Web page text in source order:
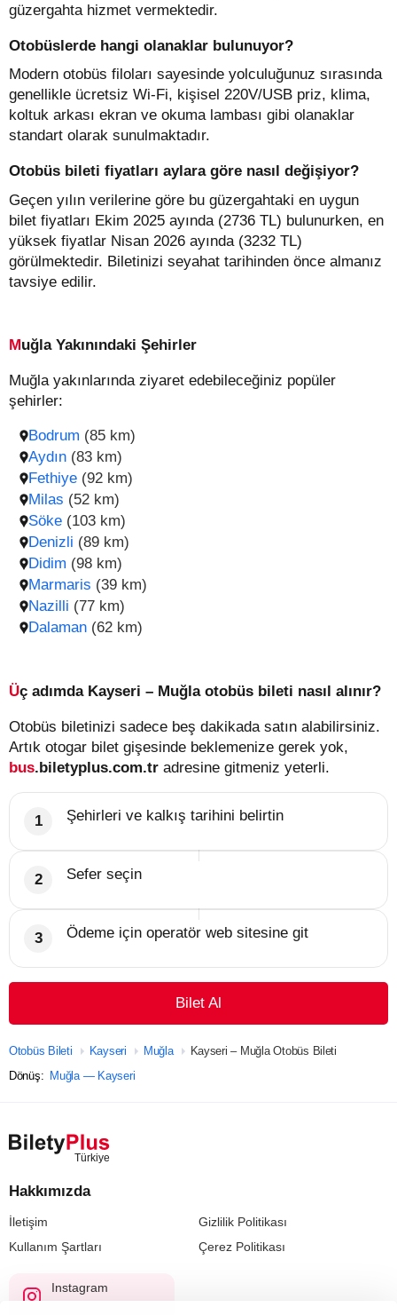
güzergahta hizmet vermektedir.
Otobüslerde hangi olanaklar bulunuyor?
Modern otobüs filoları sayesinde yolculuğunuz sırasında
genellikle ücretsiz Wi-Fi, kişisel 220V/USB priz, klima,
koltuk arkası ekran ve okuma lambası gibi olanaklar
standart olarak sunulmaktadır.
Otobüs bileti fiyatları aylara göre nasıl değişiyor?
Geçen yılın verilerine göre bu güzergahtaki en uygun
bilet fiyatları Ekim 2025 ayında (2736 TL) bulunurken, en
yüksek fiyatlar Nisan 2026 ayında (3232 TL)
görülmektedir. Biletinizi seyahat tarihinden önce almanız
tavsiye edilir.
Muğla Yakınındaki Şehirler
Muğla yakınlarında ziyaret edebileceğiniz popüler
şehirler:
Bodrum (85 km)
Denizli (89 km)
Aydın (83 km)
Didim (98 km)
Fethiye (92 km)
Marmaris (39 km)
Milas (52 km)
Nazilli (77 km)
Söke (103 km)
Dalaman (62 km)
Üç adımda Kayseri – Muğla otobüs bileti nasıl alınır?
Otobüs biletinizi sadece beş dakikada satın alabilirsiniz.
Artık otogar bilet gişesinde beklemenize gerek yok,
bus.biletyplus.com.tr adresine gitmeniz yeterli.
Şehirleri ve kalkış tarihini belirtin
Sefer seçin
Ödeme için operatör web sitesine git
Bilet Al
Otobüs Bileti Kayseri Muğla
Kayseri – Muğla Otobüs Bileti
Dönüş: Muğla — Kayseri
Hakkımızda
İletişim
Gizlilik Politikası
Kullanım Şartları
Çerez Politikası
Instagram
@biletyplus_turkiye